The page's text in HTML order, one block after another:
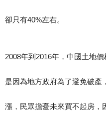
卻只有40%左右。
2008年到2016年，中國土地
是因為地方政府為了避免破產
漲，民眾擔憂未來買不起房，